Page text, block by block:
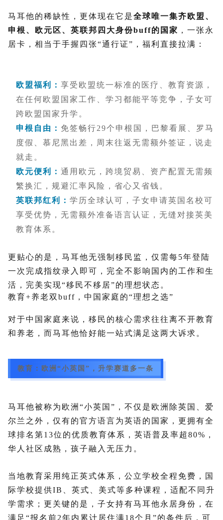
马耳他的稀缺性，更体现在它是全球唯一集齐欧盟、
申根、欧元区、英联邦四大身份buff的国家 ，一张永
居卡，相当于手握四张“通行证”，福利直接拉满：
欧盟福利 ：享受欧盟统一标准的医疗、教育资源，
在任何欧盟国家工作、学习都能平等竞争，子女可
跨欧盟国家升学。
申根自由 ： 免签畅行29个申根国，巴黎看展、罗马
度假、慕尼黑出差，周末往返无需额外签证，说走
就走。
欧元便利
：通用欧元，跨境贸易、资产配置无需频
繁换汇，规避汇率风险，省心又省钱。
英联邦红利
：学历全球认可，子女申请英国名校可
享受优势，无需额外准备语言认证，无缝对接英美
教育体系。
更贴心的是，马耳他无强制移民监，仅需每5年登陆
一次完成指纹录入即可，完全不影响国内的工作和生
活，完美实现“移民不移居”的理想状态。
教育+养老双buff，中国家庭的“理想之选”
对于中国家庭来说，移民的核心需求往往离不开教育
和养老，而马耳他恰好能一站式满足这两大诉求。
教育：欧洲“小英国”，升学赛道多一条
马耳他被称为欧洲“小英国”，不仅是欧洲除英国、爱
尔兰之外，仅有的官方语言为英语的国家，更拥有全
球排名第13位的优质教育体系，英语普及率超80%，
华人社区成熟，孩子融入无压力。
当地教育采用纯正英式体系，公立学校全程免费，国
际学校提供IB、英式、美式等多种课程，适配不同升
学需求；更关键的是，子女持有马耳他永居身份，在
满足“报名前2年内累计居住满18个月”的条件后，可